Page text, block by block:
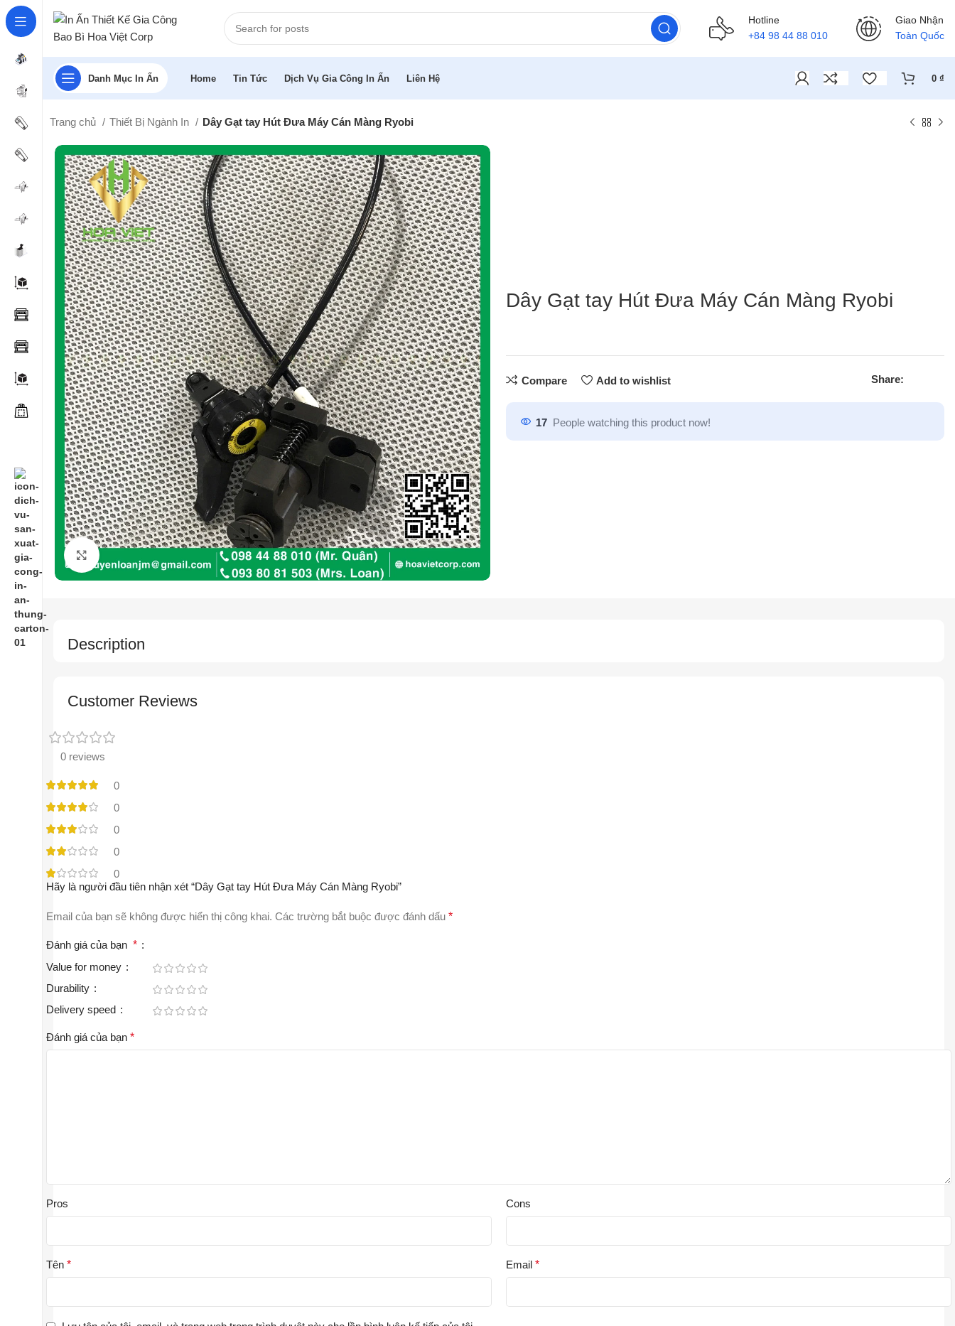
Hotline
+84 98 44 88 010
Giao Nhận
Toàn Quốc
Danh Mục In Ấn Home Tin Tức Dịch Vụ Gia Công In Ấn Liên Hệ 0 ₫
Trang chủ Thiết Bị Ngành In Dây Gạt tay Hút Đưa Máy Cán Màng Ryobi
Dây Gạt tay Hút Đưa Máy Cán Màng Ryobi
Compare Add to wishlist Share:
17 People watching this product now!
Description
Customer Reviews
0 reviews
0
0
0
0
0
Hãy là người đầu tiên nhận xét “Dây Gạt tay Hút Đưa Máy Cán Màng Ryobi”
Email của bạn sẽ không được hiển thị công khai. Các trường bắt buộc được đánh dấu *
Đánh giá của bạn *
Value for money
Durability
Delivery speed
Đánh giá của bạn *
Pros Cons
Tên * Email *